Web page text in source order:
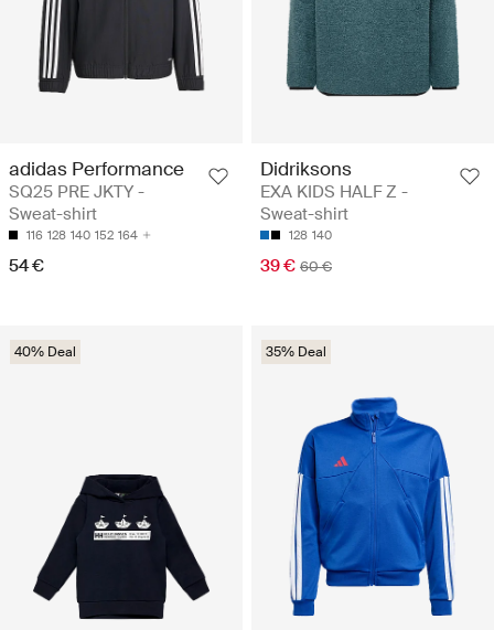
adidas Performance
SQ25 PRE JKTY -
Sweat-shirt
116 128 140 152 164
54 €
Didriksons
EXA KIDS HALF Z -
Sweat-shirt
128 140
39 € 60 €
40% Deal 35% Deal